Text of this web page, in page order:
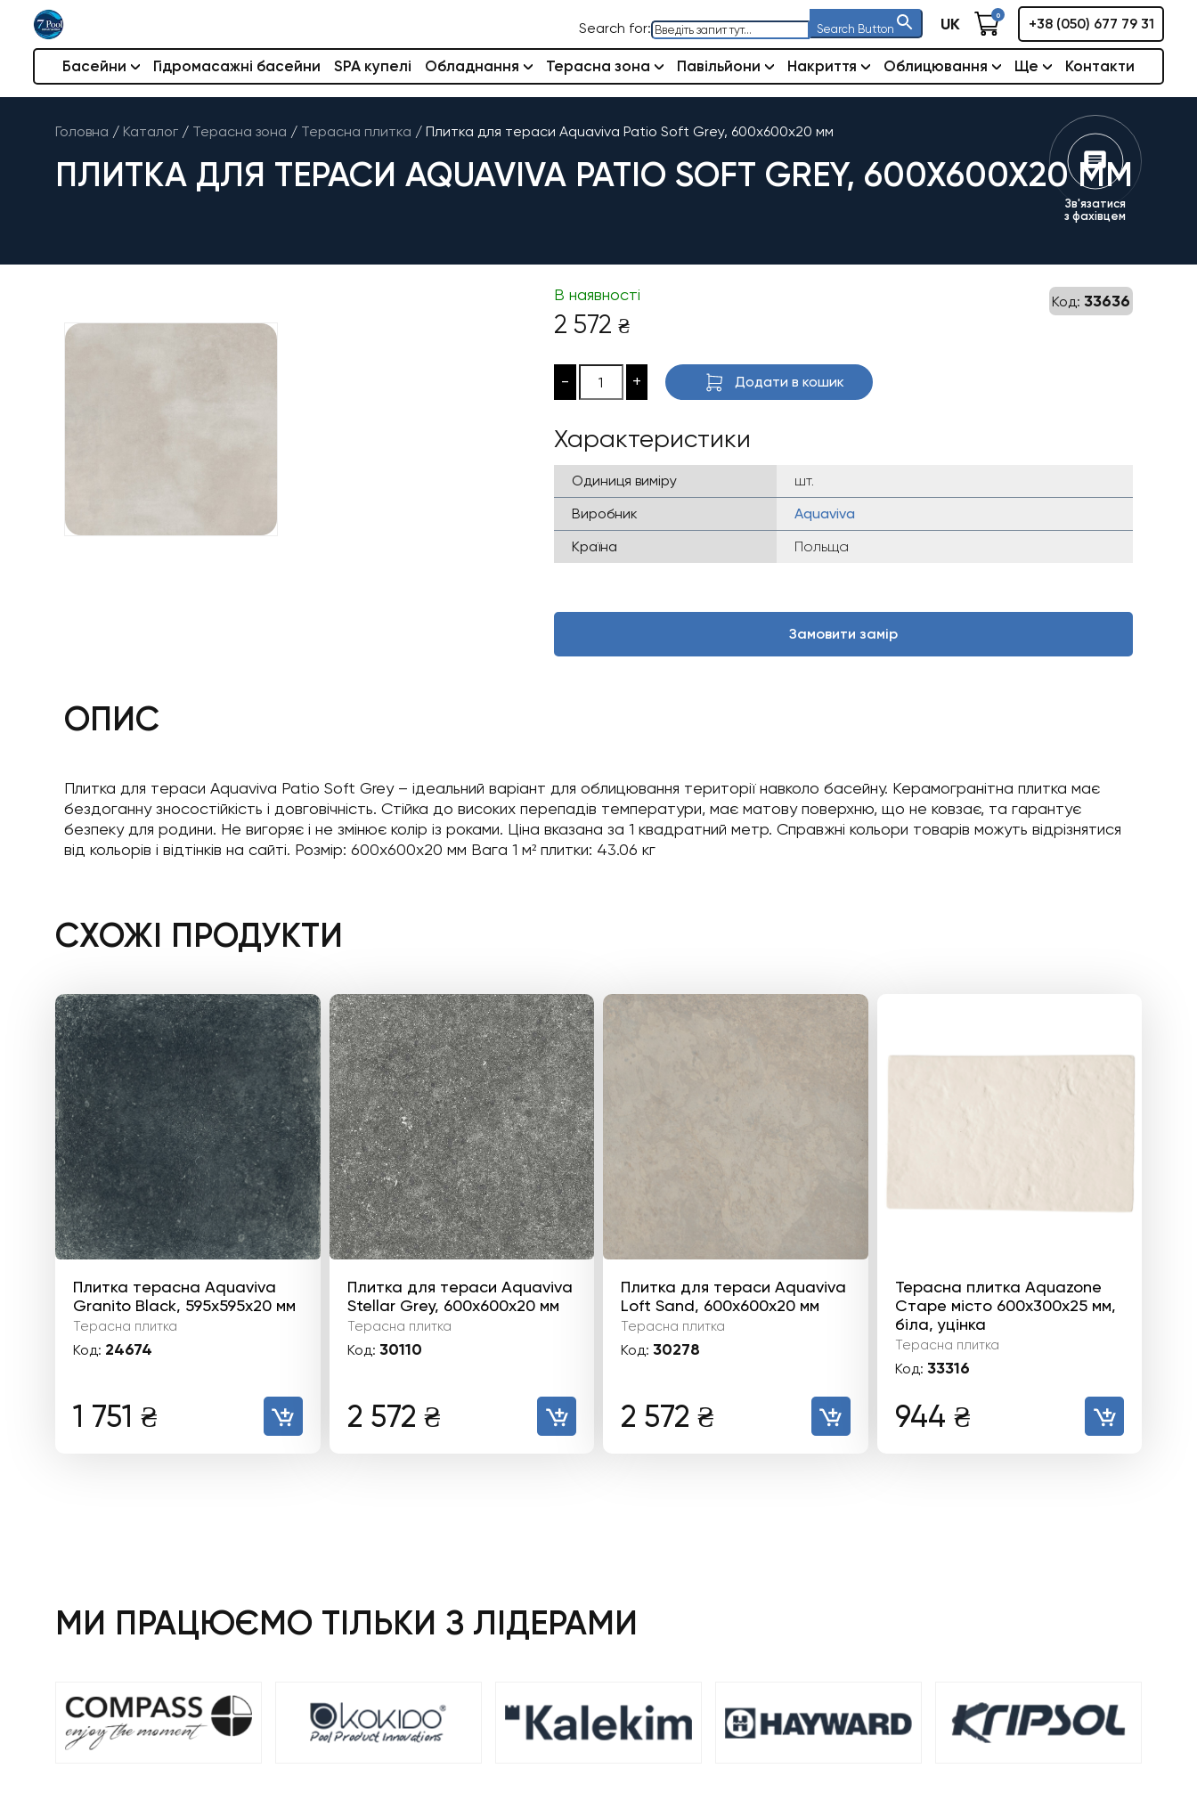
Search for: Search Button UK 0
+38 (050) 677 79 31
Басейни Гідромасажні басейни SPA купелі Обладнання Терасна зона Павільйони Накриття Облицювання Ще Контакти
Головна / Каталог / Терасна зона / Терасна плитка / Плитка для тераси Aquaviva Patio Soft Grey, 600x600x20 мм
ПЛИТКА ДЛЯ ТЕРАСИ AQUAVIVA PATIO SOFT GREY, 600X600X20 ММ
Зв'язатися
з фахівцем
Код: 33636
В наявності
2 572 ₴
- + Додати в кошик
Характеристики
Одиниця виміру
шт.
Виробник
Aquaviva
Країна
Польща
Замовити замір
ОПИС
Плитка для тераси Aquaviva Patio Soft Grey – ідеальний варіант для облицювання території навколо басейну. Керамогранітна плитка має
бездоганну зносостійкість і довговічність. Стійка до високих перепадів температури, має матову поверхню, що не ковзає, та гарантує
безпеку для родини. Не вигоряє і не змінює колір із роками. Ціна вказана за 1 квадратний метр. Справжні кольори товарів можуть відрізнятися
від кольорів і відтінків на сайті. Розмір: 600x600x20 мм Вага 1 м² плитки: 43.06 кг
СХОЖІ ПРОДУКТИ
Плитка терасна Aquaviva
Granito Black, 595x595x20 мм
Терасна плитка
Код: 24674
1 751 ₴
Плитка для тераси Aquaviva
Stellar Grey, 600x600x20 мм
Терасна плитка
Код: 30110
2 572 ₴
Плитка для тераси Aquaviva
Loft Sand, 600x600x20 мм
Терасна плитка
Код: 30278
2 572 ₴
Терасна плитка Aquazone
Старе місто 600х300х25 мм,
біла, уцінка
Терасна плитка
Код: 33316
944 ₴
МИ ПРАЦЮЄМО ТІЛЬКИ З ЛІДЕРАМИ